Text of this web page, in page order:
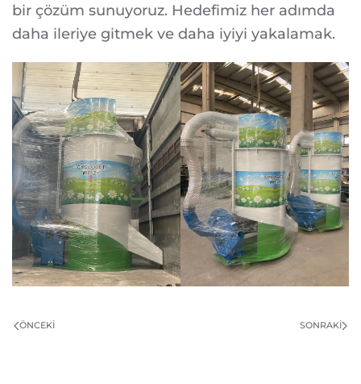
bir çözüm sunuyoruz. Hedefimiz her adımda
daha ileriye gitmek ve daha iyiyi yakalamak.
ÖNCEKI SONRAKI